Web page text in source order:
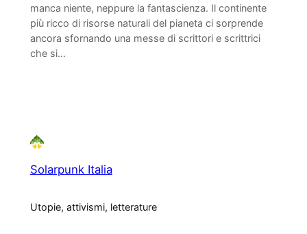
manca niente, neppure la fantascienza. Il continente
più ricco di risorse naturali del pianeta ci sorprende
ancora sfornando una messe di scrittori e scrittrici
che si…
Solarpunk Italia
Utopie, attivismi, letterature